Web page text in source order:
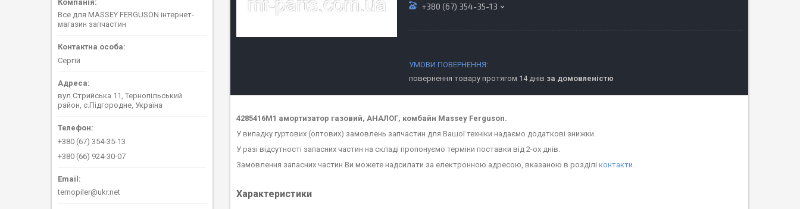
+380 (67) 354-35-13
повернення товару протягом 14 днів за домовленістю
4285416M1 амортизатор газовий, АНАЛОГ, комбайн Massey Ferguson.
У випадку гуртових (оптових) замовлень запчастин для Вашої техніки надаємо додаткові знижки.
У разі відсутності запасних частин на складі пропонуємо терміни поставки від 2-ох днів.
Замовлення запасних частин Ви можете надсилати за електронною адресою, вказаною в розділі контакти
Характеристики
Все для MASSEY FERGUSON інтернет-
магазин запчастин
Сергій
вул.Стрийська 11, Тернопільський
район, с.Підгородне, Україна
+380 (67) 354-35-13
+380 (66) 924-30-07
ternopiler@ukr.net